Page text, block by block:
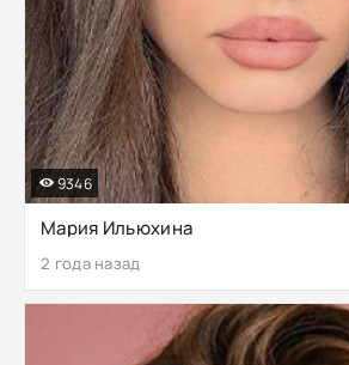
Мария Ильюхина
2 года назад
9346